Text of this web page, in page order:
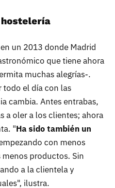
hostelería
un 2013 donde Madrid
que tiene ahora
muchas alegrías-.
todo el día con las
cambia. Antes entrabas,
a oler a los clientes; ahora
"Ha sido también un
con menos
productos. Sin
a la clientela y
ilustra.